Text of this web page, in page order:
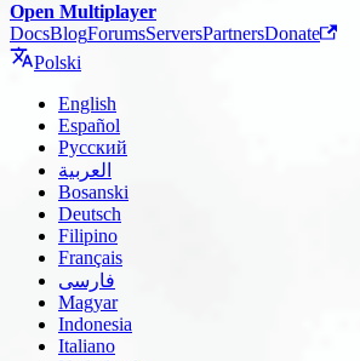
Open Multiplayer
DocsBlogForumsServersPartnersDonate
Polski
English
Español
Русский
العربية
Bosanski
Deutsch
Filipino
Français
فارسی
Magyar
Indonesia
Italiano